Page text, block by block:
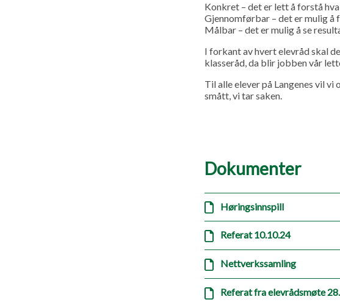
Konkret – det er lett å forstå
Gjennomførbar – det er mulig å
Målbar – det er mulig å se
I forkant av hvert elevråd skal
klasseråd, da blir jobben vår
Til alle elever på Langenes vil
smått, vi tar saken.
Dokumenter
Høringsinnspill
Referat 10.10.24
Nettverkssamling
Referat fra elevrådsmøte